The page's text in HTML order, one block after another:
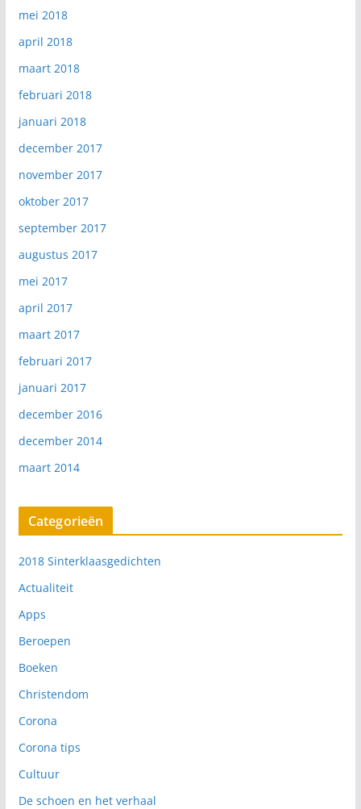
mei 2018
april 2018
maart 2018
februari 2018
januari 2018
december 2017
november 2017
oktober 2017
september 2017
augustus 2017
mei 2017
april 2017
maart 2017
februari 2017
januari 2017
december 2016
december 2014
maart 2014
Categorieën
2018 Sinterklaasgedichten
Actualiteit
Apps
Beroepen
Boeken
Christendom
Corona
Corona tips
Cultuur
De schoen en het verhaal